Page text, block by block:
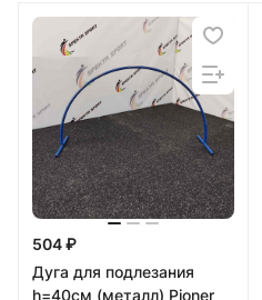
504 ₽
Дуга для подлезания
h=40см (металл) Pioner